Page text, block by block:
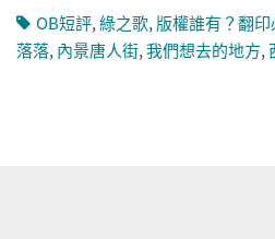
OB短評,綠之歌,版權誰有？翻印
落落,內景唐人街,我們想去的地方,